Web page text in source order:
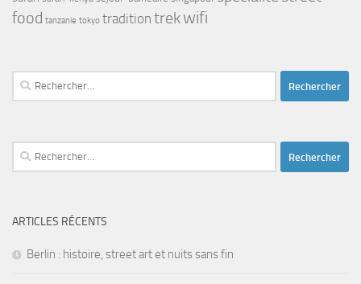
food tanzanie tokyo tradition trekwifi
Rechercher :
Rechercher :
ARTICLES RÉCENTS
Berlin : histoire, street art et nuits sans fin